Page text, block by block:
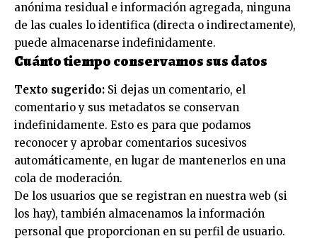
anónima residual e información agregada, ninguna
de las cuales lo identifica (directa o indirectamente),
puede almacenarse indefinidamente.
Cuánto tiempo conservamos sus datos
Texto sugerido: Si dejas un comentario, el
comentario y sus metadatos se conservan
indefinidamente. Esto es para que podamos
reconocer y aprobar comentarios sucesivos
automáticamente, en lugar de mantenerlos en una
cola de moderación.
De los usuarios que se registran en nuestra web (si
los hay), también almacenamos la información
personal que proporcionan en su perfil de usuario.